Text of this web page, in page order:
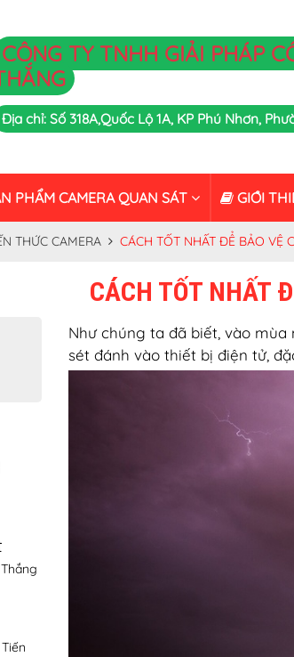
CÔNG TY TNHH GIẢI PHÁP
Địa chỉ: Số 318A,Quốc Lộ 1A, KP Phú Nhơn,
PHẨM CAMERA QUAN SÁT GIỚI
THỨC CAMERA CÁCH TỐT NHẤT ĐỂ BẢO VỆ
CÁCH TỐT NHẤT
Như chúng ta đã biết, vào
sét đánh vào thiết bị điện tử,